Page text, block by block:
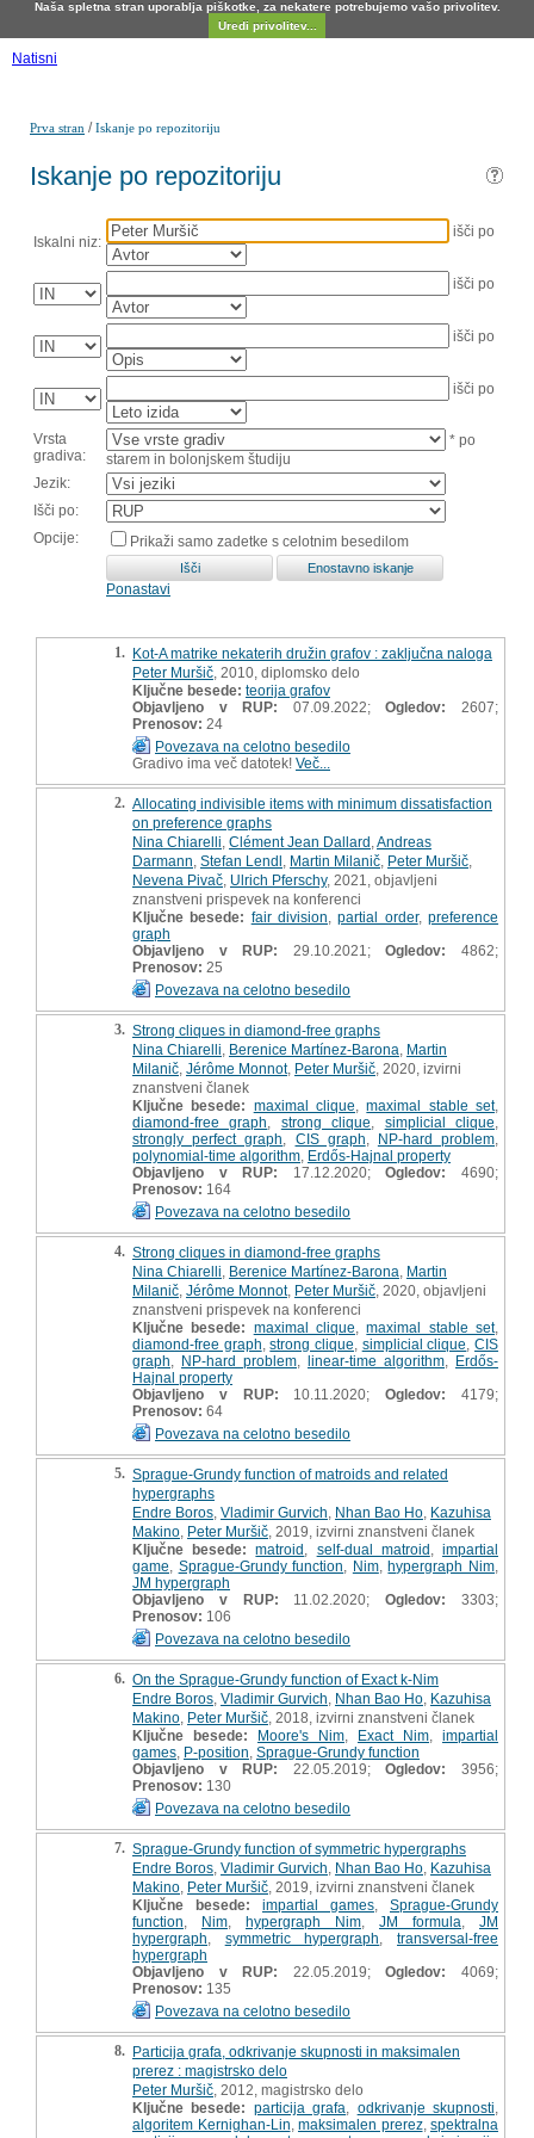
Naša spletna stran uporablja piškotke, za nekatere potrebujemo vašo privolitev.
Uredi privolitev...
Natisni
Prva stran /Iskanje po repozitoriju
Iskanje po repozitoriju
Iskalni niz:
išči po
išči po
išči po
išči po
Vrsta
gradiva:
* po
starem in bolonjskem študiju
Jezik:
Išči po:
Opcije:
Prikaži samo zadetke s celotnim besedilom
Ponastavi
1. Kot-A matrike nekaterih družin grafov : zaključna naloga
Peter Muršič , 2010, diplomsko delo
Ključne besede: teorija grafov
Objavljeno v RUP: 07.09.2022;Ogledov:
2607;
Prenosov: 24
Povezava na celotno besedilo
Gradivo ima več datotek! Več...
2. Allocating indivisible items with minimum dissatisfaction
on preference graphs
Nina Chiarelli Clément Jean Dallard Andreas
Darmann Stefan Lendl Martin Milanič Peter Muršič
Nevena Pivač Ulrich Pferschy, 2021, objavljeni
znanstveni prispevek na konferenci
Ključne besede: fair division ,partial order,preference
graph
Objavljeno v RUP: 29.10.2021;Ogledov:
4862;
Prenosov: 25
Povezava na celotno besedilo
3. Strong cliques in diamond-free graphs
Nina Chiarelli Berenice Martínez-Barona Martin
Milanič Jérôme Monnot, Peter Muršič , 2020, izvirni
znanstveni članek
Ključne besede: maximal clique ,maximal stable set,
diamond-free graph
strong clique simplicial clique
strongly perfect graph
CIS graph NP-hard problem
polynomial-time algorithm Erdős-Hajnal property
Objavljeno v RUP: 17.12.2020;Ogledov:
4690;
Prenosov: 164
Povezava na celotno besedilo
4. Strong cliques in diamond-free graphs
Nina Chiarelli Berenice Martínez-Barona Martin
Milanič Jérôme Monnot, Peter Muršič , 2020, objavljeni
znanstveni prispevek na konferenci
Ključne besede: maximal clique ,maximal stable set,
diamond-free graph ,strong clique simplicial clique ,CIS
graph
NP-hard problem linear-time algorithm
Erdős-
Hajnal property
Objavljeno v RUP: 10.11.2020;Ogledov: 4179;
Prenosov: 64
Povezava na celotno besedilo
5. Sprague-Grundy function of matroids and related
hypergraphs
Endre Boros Vladimir Gurvich Nhan Bao Ho Kazuhisa
Makino Peter Muršič , 2019, izvirni znanstveni članek
Ključne besede:
matroid self-dual matroid ,impartial
game
Sprague-Grundy function Nim,hypergraph Nim
JM hypergraph
Objavljeno v RUP: 11.02.2020;Ogledov: 3303;
Prenosov: 106
Povezava na celotno besedilo
6. On the Sprague-Grundy function of Exact k-Nim
Endre Boros Vladimir Gurvich Nhan Bao Ho Kazuhisa
Makino Peter Muršič , 2018, izvirni znanstveni članek
Ključne besede:
Moore's Nim Exact Nim
impartial
games P-position Sprague-Grundy function
Objavljeno v RUP: 22.05.2019;Ogledov:
3956;
Prenosov: 130
Povezava na celotno besedilo
7. Sprague-Grundy function of symmetric hypergraphs
Endre Boros Vladimir Gurvich Nhan Bao Ho Kazuhisa
Makino Peter Muršič , 2019, izvirni znanstveni članek
Ključne besede:
impartial games
Sprague-Grundy
function
Nim hypergraph Nim JM formula
JM
hypergraph
symmetric hypergraph ,transversal-free
hypergraph
Objavljeno v RUP: 22.05.2019;Ogledov:
4069;
Prenosov: 135
Povezava na celotno besedilo
8. Particija grafa, odkrivanje skupnosti in maksimalen
prerez : magistrsko delo
Peter Muršič , 2012, magistrsko delo
Ključne besede: particija grafa odkrivanje skupnosti
algoritem Kernighan-Lin maksimalen prerez, spektralna